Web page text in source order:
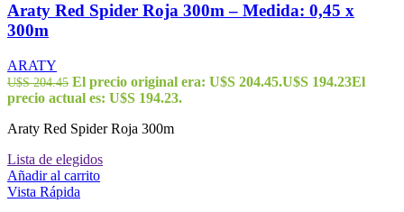
Araty Red Spider Roja 300m – Medida: 0,45 x
300m
ARATY
U$S204.45 El precio original era: U$S 204.45.U$S 194.23El
precio actual es: U$S 194.23.
Araty Red Spider Roja 300m
Lista de elegidos
Añadir al carrito
Vista Rápida